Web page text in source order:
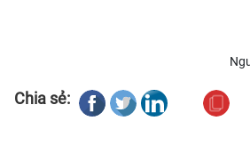
Chia sẻ: